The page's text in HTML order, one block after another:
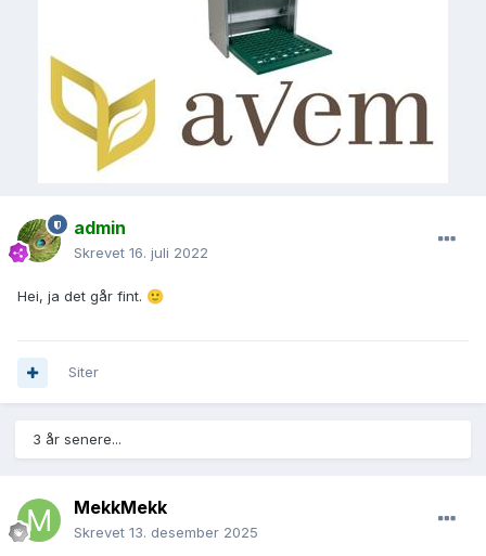
admin
Skrevet 16. juli 2022
Hei, ja det går fint. 🙂
Siter
3 år senere...
MekkMekk
Skrevet 13. desember 2025